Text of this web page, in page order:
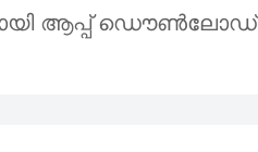
ആപ്പ് ഡൌൺലോഡ്